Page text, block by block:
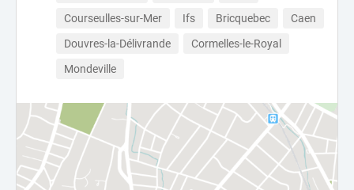
Courseulles-sur-Mer
Ifs Bricquebec
Caen
Douvres-la-Délivrande
Cormelles-le-Royal
Mondeville